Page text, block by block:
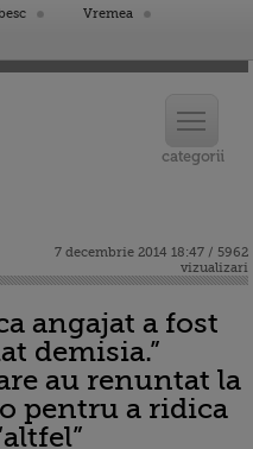
Vremea
7 decembrie 2014 18:47 / 5962
vizualizari
angajat a fost
demisia.”
au renuntat la
pentru a ridica